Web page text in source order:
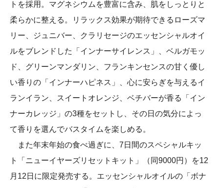
トを採用。マグネシウムを豊富に含み、肌をしっとりと
柔らかに整える。リラックス効果が期待できるローズマ
リー、ジュニバー、クラリセージのエッセンシャルオイ
ルをブレンドした「インナーサイレンス」、ベルガモッ
ド、グリーンマンダリン、フランキンセンスの甘く優し
い香りの「インナーハピネス」、心に安らぎを与えるイ
ランイラン、スイートオレンジ、ベチバーが香る「イン
ナーカレッジ」の3種をセットし、その日の気分によっ
て香りを選んでバスタイムを楽しめる。
また年末年始の食べ過ぎに、7日間のスペシャルキッ
ト「ニューイヤーズリセットキット」（同9000円）を12
月12日に限定発売する。エッセンシャルオイルの「ボナ